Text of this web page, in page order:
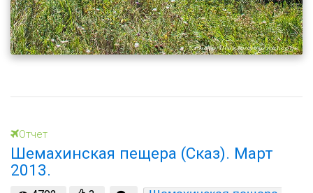
Отчет
Шемахинская пещера (Сказ). Март
2013.